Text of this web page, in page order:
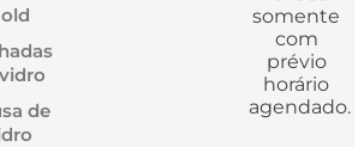
de
somente
com
prévio
horário
agendado.